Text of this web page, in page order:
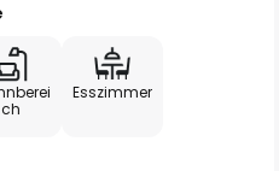
ch
Esszimmer